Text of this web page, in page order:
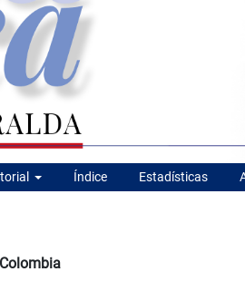
Índice Estadísticas